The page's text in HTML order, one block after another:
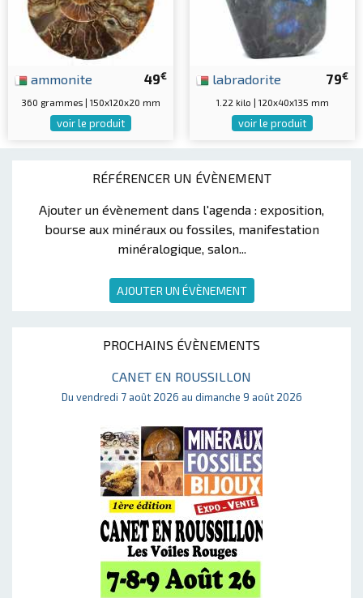
RÉFÉRENCER UN ÉVÈNEMENT
Ajouter un évènement dans l'agenda : exposition,
bourse aux minéraux ou fossiles, manifestation
minéralogique, salon...
AJOUTER UN ÉVÈNEMENT
PROCHAINS ÉVÈNEMENTS
CANET EN ROUSSILLON
Du vendredi 7 août 2026 au dimanche 9 août 2026
49€
ammonite
360 grammes | 150x120x20 mm
voir le produit
79€
labradorite
1.22 kilo | 120x40x135 mm
voir le produit